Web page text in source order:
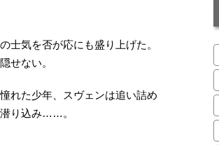
士気を否が応にも盛り上げた。
せない。
れた少年、スヴェンは追い詰め
り込み……。